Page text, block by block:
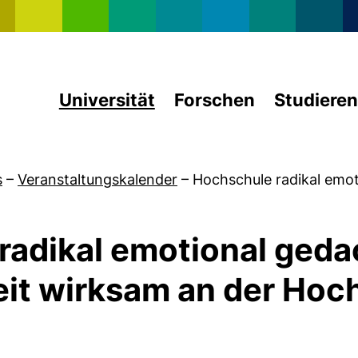
Universität Forschen Studieren
– Veranstaltungskalender – Hochschule radikal
emotional
wirksam an der